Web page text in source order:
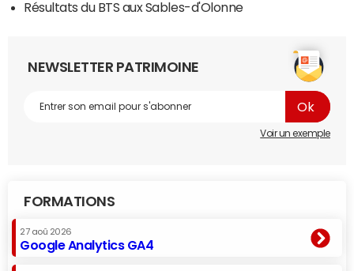
Résultats du BTS aux Sables-d'Olonne
NEWSLETTER PATRIMOINE
Voir un exemple
FORMATIONS
27 aoû 2026
Google Analytics GA4